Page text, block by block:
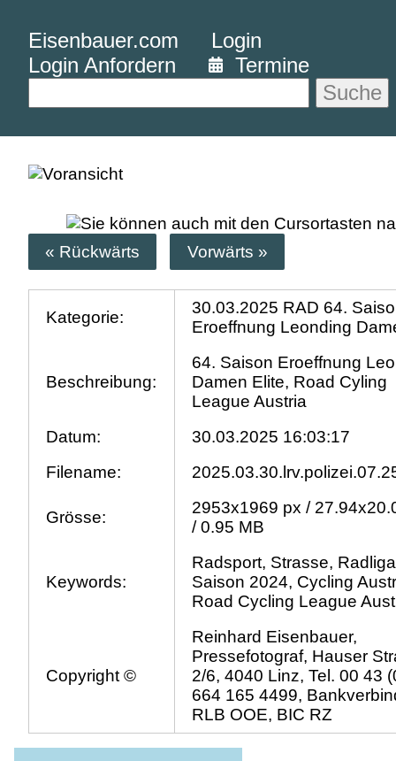
Eisenbauer.com
Login
Login Anfordern
Termine
Suche
« Rückwärts Vorwärts »
Kategorie:
30.03.2025 RAD 64.
Eroeffnung Leonding
Beschreibung:
64. Saison Eroeffnung
Damen Elite, Road Cyling
League Austria
Datum:
30.03.2025 16:03:17
Filename:
Grösse:
2953x1969 px /
/ 0.95 MB
Keywords:
Radsport, Strasse,
Saison 2024, Cycling
Road Cycling League
Copyright ©
Reinhard Eisenbauer,
Pressefotograf, Hauser
2/6, 4040 Linz, Tel. 00 43
664 165 4499,
RLB OOE, BIC RZ